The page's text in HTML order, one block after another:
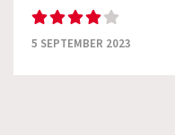
5 SEPTEMBER 2023